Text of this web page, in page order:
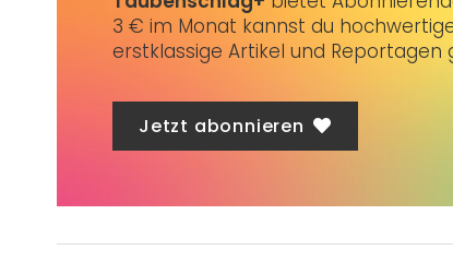
3 € im Monat kannst du
erstklassige Artikel und Reportagen
Jetzt abonnieren